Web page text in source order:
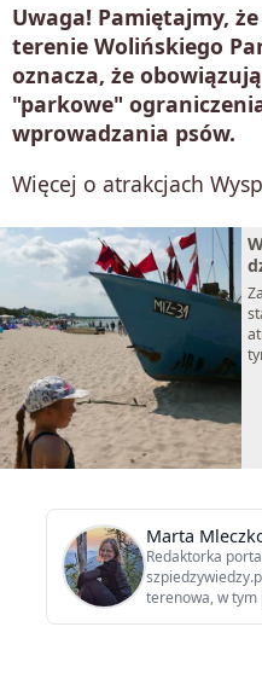
Uwaga! Pamiętajmy,
terenie Wolińskiego
oznacza, że
"parkowe"
wprowadzania psów.
Więcej o atrakcjach
Marta
Redaktorka
terenowa, w tym